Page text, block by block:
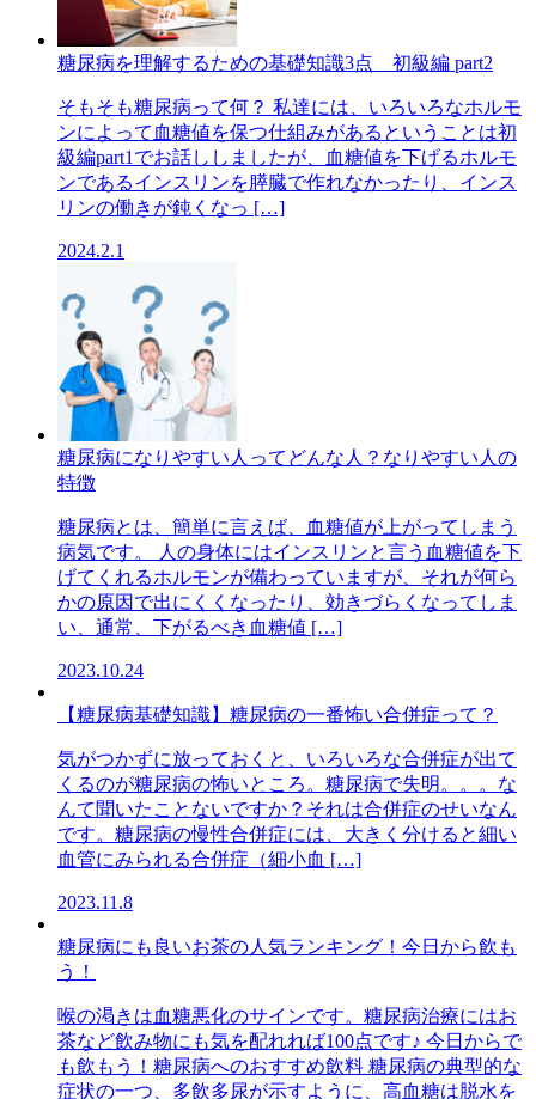
糖尿病を理解するための基礎知識3点 初級編 part2
そもそも糖尿病って何？ 私達には、いろいろなホルモ
ンによって血糖値を保つ仕組みがあるということは初
級編part1でお話ししましたが、血糖値を下げるホルモ
ンであるインスリンを膵臓で作れなかったり、インス
リンの働きが鈍くなっ […]
2024.2.1
糖尿病になりやすい人ってどんな人？なりやすい人の
特徴
糖尿病とは、簡単に言えば、血糖値が上がってしまう
病気です。 人の身体にはインスリンと言う血糖値を下
げてくれるホルモンが備わっていますが、それが何ら
かの原因で出にくくなったり、効きづらくなってしま
い、通常、下がるべき血糖値 […]
2023.10.24
【糖尿病基礎知識】糖尿病の一番怖い合併症って？
気がつかずに放っておくと、いろいろな合併症が出て
くるのが糖尿病の怖いところ。糖尿病で失明。。。な
んて聞いたことないですか？それは合併症のせいなん
です。糖尿病の慢性合併症には、大きく分けると細い
血管にみられる合併症（細小血 […]
2023.11.8
糖尿病にも良いお茶の人気ランキング！今日から飲も
う！
喉の渇きは血糖悪化のサインです。糖尿病治療にはお
茶など飲み物にも気を配れれば100点です♪ 今日からで
も飲もう！糖尿病へのおすすめ飲料 糖尿病の典型的な
症状の一つ、多飲多尿が示すように、高血糖は脱水を